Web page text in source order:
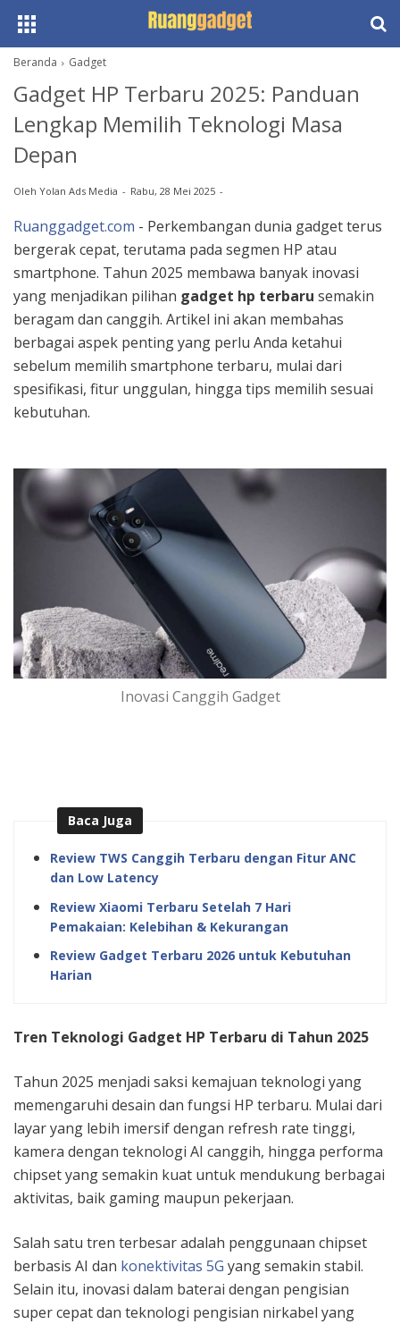
Beranda Gadget
Gadget HP Terbaru 2025: Panduan
Lengkap Memilih Teknologi Masa
Depan
Oleh Yolan Ads Media Rabu, 28 Mei 2025
Ruanggadget.com - Perkembangan dunia gadget terus
bergerak cepat, terutama pada segmen HP atau
smartphone. Tahun 2025 membawa banyak inovasi
yang menjadikan pilihan gadget hp terbaru semakin
beragam dan canggih. Artikel ini akan membahas
berbagai aspek penting yang perlu Anda ketahui
sebelum memilih smartphone terbaru, mulai dari
spesifikasi, fitur unggulan, hingga tips memilih sesuai
kebutuhan.
Inovasi Canggih Gadget
Baca Juga
Review TWS Canggih Terbaru dengan Fitur ANC
dan Low Latency
Review Xiaomi Terbaru Setelah 7 Hari
Pemakaian: Kelebihan & Kekurangan
Review Gadget Terbaru 2026 untuk Kebutuhan
Harian
Tren Teknologi Gadget HP Terbaru di Tahun 2025
Tahun 2025 menjadi saksi kemajuan teknologi yang
memengaruhi desain dan fungsi HP terbaru. Mulai dari
layar yang lebih imersif dengan refresh rate tinggi,
kamera dengan teknologi AI canggih, hingga performa
chipset yang semakin kuat untuk mendukung berbagai
aktivitas, baik gaming maupun pekerjaan.
Salah satu tren terbesar adalah penggunaan chipset
berbasis AI dan konektivitas 5G yang semakin stabil.
Selain itu, inovasi dalam baterai dengan pengisian
super cepat dan teknologi pengisian nirkabel yang